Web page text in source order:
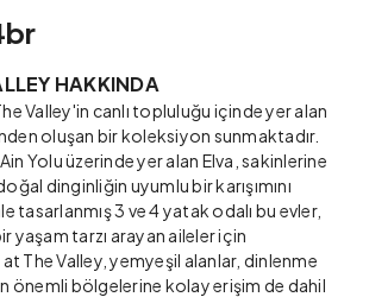
HAKKINDA
Valley'in canlı topluluğu içinde yer alan
oluşan bir koleksiyon sunmaktadır.
Yolu üzerinde yer alan Elva, sakinlerine
dinginliğin uyumlu bir karışımını
tasarlanmış 3 ve 4 yatak odalı bu evler,
yaşam tarzı arayan aileler için
The Valley, yemyeşil alanlar, dinlenme
önemli bölgelerine kolay erişim de dahil